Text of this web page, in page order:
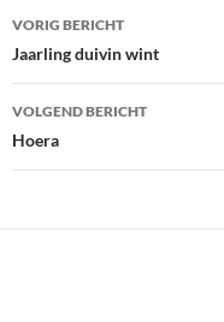
Bericht
navigatie
VORIG BERICHT
Jaarling duivin wint
VOLGEND BERICHT
Hoera